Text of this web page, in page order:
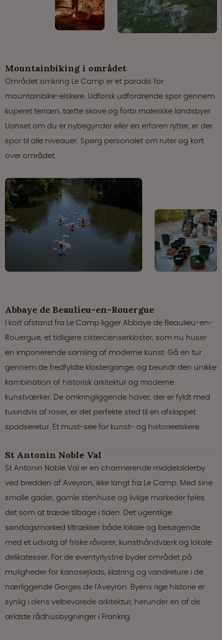
Mountainbiking i området
Området omkring Le Camp er et paradis for
mountainbike-elskere. Udforsk udfordrende spor gennem
kuperet terræn, tætte skove og forbi maleriske landsbyer.
Uanset om du er nybegynder eller en erfaren rytter, er der
spor til alle niveauer. Spørg personalet om ruter og kort
over området.
Abbaye de Beaulieu-en-Rouergue
I kort afstand fra Le Camp ligger Abbaye de Beaulieu-en-
Rouergue, et tidligere cistercienserkloster, som nu huser
en imponerende samling af moderne kunst. Gå en tur
gennem de fredfyldte klostergange, og beundr den unikke
kombination af historisk arkitektur og moderne
kunstværker. De omkringliggende haver, der er fyldt med
tusindvis af roser, er det perfekte sted til en afslappet
spadseretur. Et must-see for kunst- og historieelskere.
St Antonin Noble Val
St Antonin Noble Val er en charmerende middelalderby
ved bredden af Aveyron, ikke langt fra Le Camp. Med sine
smalle gader, gamle stenhuse og livlige markeder føles
det som at træde tilbage i tiden. Det ugentlige
søndagsmarked tiltrækker både lokale og besøgende
med et udvalg af friske råvarer, kunsthåndværk og lokale
delikatesser. For de eventyrlystne byder området på
muligheder for kanosejlads, klatring og vandreture i de
nærliggende Gorges de l'Aveyron. Byens rige historie er
synlig i dens velbevarede arkitektur, herunder en af de
ældste rådhusbygninger i Frankrig.